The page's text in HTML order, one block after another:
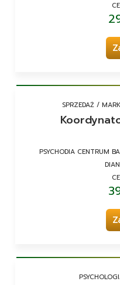
SPRZEDAŻ /
PSYCHODIA CENTRUM